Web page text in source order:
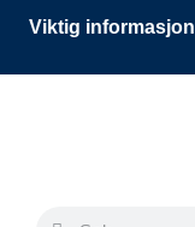
Viktig